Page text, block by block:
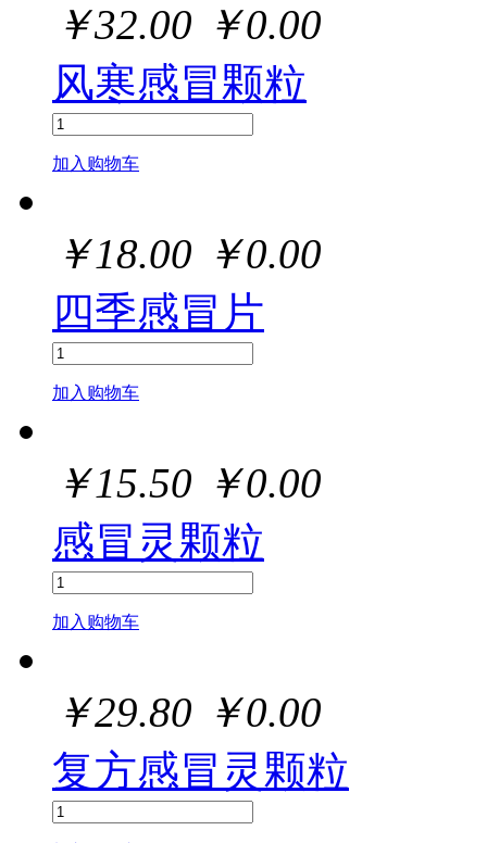
￥32.00 ￥0.00
风寒感冒颗粒
加入购物车
￥18.00 ￥0.00
四季感冒片
加入购物车
￥15.50 ￥0.00
感冒灵颗粒
加入购物车
￥29.80 ￥0.00
复方感冒灵颗粒